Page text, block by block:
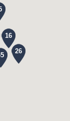
16
26